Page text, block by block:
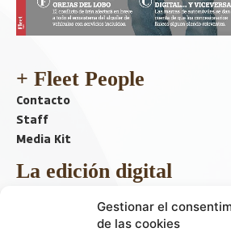
Gestionar el
de las cookies
+ Fleet People
Contacto
Staff
Media Kit
La edición digital
Descargar último ejemplar
ir a hemeroteca